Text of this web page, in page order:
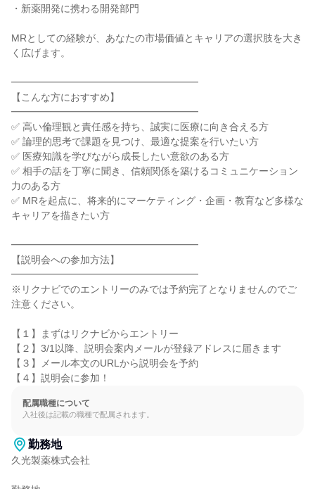
・新薬開発に携わる開発部門
MRとしての経験が、あなたの市場価値とキャリアの選択肢を大き
く広げます。
━━━━━━━━━━━━━━━━━━━
【こんな方におすすめ】
━━━━━━━━━━━━━━━━━━━
✅ 高い倫理観と責任感を持ち、誠実に医療に向き合える方
✅ 論理的思考で課題を見つけ、最適な提案を行いたい方
✅ 医療知識を学びながら成長したい意欲のある方
✅ 相手の話を丁寧に聞き、信頼関係を築けるコミュニケーション
力のある方
✅ MRを起点に、将来的にマーケティング・企画・教育など多様な
キャリアを描きたい方
━━━━━━━━━━━━━━━━━━━
【説明会への参加方法】
━━━━━━━━━━━━━━━━━━━
※リクナビでのエントリーのみでは予約完了となりませんのでご
注意ください。
【１】まずはリクナビからエントリー
【２】3/1以降、説明会案内メールが登録アドレスに届きます
【３】メール本文のURLから説明会を予約
【４】説明会に参加！
配属職種について
入社後は記載の職種で配属されます。
勤務地
久光製薬株式会社